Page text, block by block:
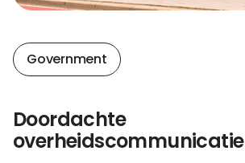
Government
Doordachte
overheidscommunicatie